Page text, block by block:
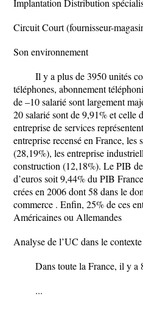
Implantation Distribution
Circuit Court (fournisseur-
Son environnement
Il y a plus de 3950 unités
téléphones, abonnement
de –10 salarié sont largement
20 salarié sont de 9,91% et celle
entreprise de services
entreprise recensé en France, les
(28,19%), les entreprise
construction (12,18%). Le PIB
d’euros soit 9,44% du PIB
crées en 2006 dont 58 dans le
commerce . Enfin, 25% de ces
Américaines ou Allemandes
Analyse de l’UC dans le
Dans toute la France, il y a
...